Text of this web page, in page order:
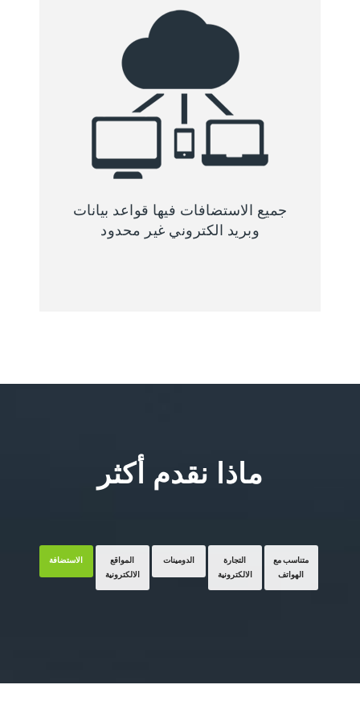
جميع الاستضافات فيها قواعد بيانات
وبريد الكتروني غير محدود
ماذا نقدم أكثر
الاستضافة
المواقع
الالكترونية
الدومينات
التجارة
الالكترونية
متناسب مع
الهواتف